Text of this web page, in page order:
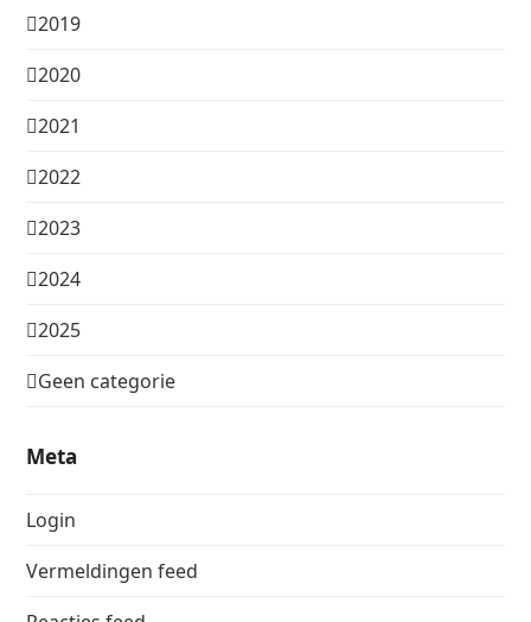
2019
2020
2021
2022
2023
2024
2025
Geen categorie
Meta
Login
Vermeldingen feed